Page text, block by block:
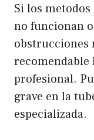
Si los
no funcionan
obstrucciones
profesional.
grave en la
especializada.